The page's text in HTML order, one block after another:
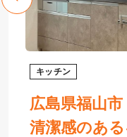
キッチン
広島県福山市
清潔感のあ